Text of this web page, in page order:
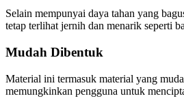
Selain mempunyai daya tahan yang
tetap terlihat jernih dan menarik seperti
Mudah Dibentuk
Material ini termasuk material yang
memungkinkan pengguna untuk